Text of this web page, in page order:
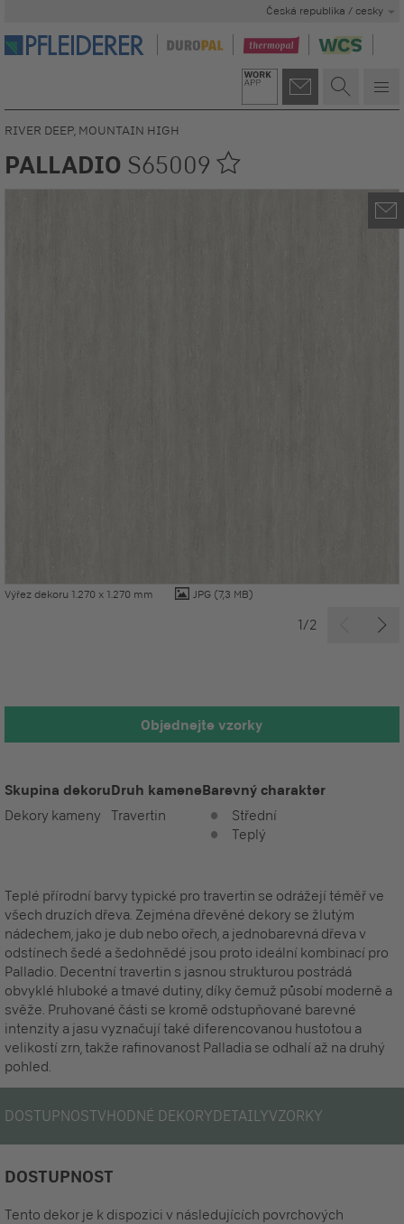
Česká republika / cesky
Výřez dekoru 1.270 x 1.270 mm JPG (7,3 MB)
1/2
RIVER DEEP, MOUNTAIN HIGH
PALLADIO S65009
Objednejte vzorky
Skupina dekoru
Dekory kameny
Druh kamene
Travertin
Barevný charakter
Střední
Teplý
Teplé přírodní barvy typické pro travertin se odrážejí téměř ve
všech druzích dřeva. Zejména dřevěné dekory se žlutým
nádechem, jako je dub nebo ořech, a jednobarevná dřeva v
odstínech šedé a šedohnědé jsou proto ideální kombinací pro
Palladio. Decentní travertin s jasnou strukturou postrádá
obvyklé hluboké a tmavé dutiny, díky čemuž působí moderně a
svěže. Pruhované části se kromě odstupňované barevné
intenzity a jasu vyznačují také diferencovanou hustotou a
velikostí zrn, takže rafinovanost Palladia se odhalí až na druhý
pohled.
DOSTUPNOSTVHODNÉ DEKORYDETAILYVZORKY
DOSTUPNOST
Tento dekor je k dispozici v následujících povrchových